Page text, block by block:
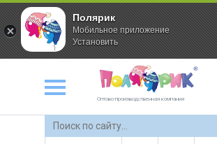
Оптово-производственная компания
Полярик
Мобильное приложение
Установить